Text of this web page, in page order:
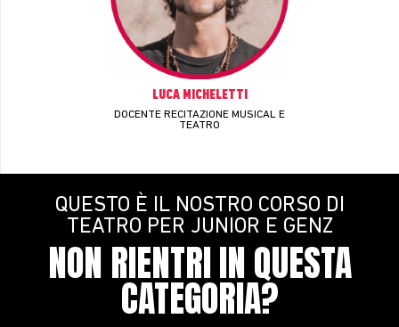
LUCA MICHELETTI
DOCENTE RECITAZIONE MUSICAL E
TEATRO
QUESTO È IL NOSTRO CORSO DI
TEATRO PER JUNIOR E GENZ
NON RIENTRI IN QUESTA
CATEGORIA?